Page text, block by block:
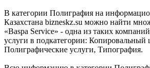
В категории Полиграфия на
Казахстана bizneskz.su можно найти
«Baspa Service» - одна из таких
услуги в подкатегории: Копировальный
Полиграфические услуги, Типография.